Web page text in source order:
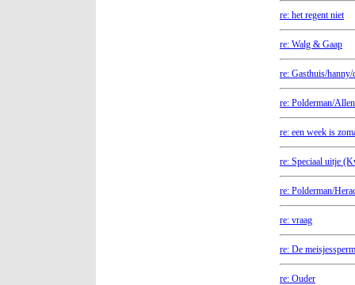
re: het regent niet
re: Walg & Gaap
re: Gasthuis/hanny/
re: Polderman/Allen
re: een week is
re: Speciaal uitje
re: Polderman/
re: vraag
re: De
re: Ouder